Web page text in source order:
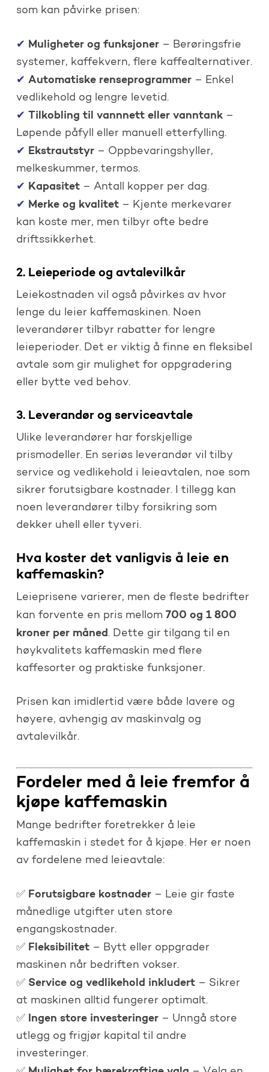
som kan påvirke prisen:
✔ Muligheter og funksjoner– Berøringsfrie
systemer, kaffekvern, flere kaffealternativer.
✔ Automatiske renseprogrammer– Enkel
vedlikehold og lengre levetid.
✔ Tilkobling til vannnett eller vanntank–
Løpende påfyll eller manuell etterfylling.
✔ Ekstrautstyr– Oppbevaringshyller,
melkeskummer, termos.
✔ Kapasitet– Antall kopper per dag.
✔ Merke og kvalitet– Kjente merkevarer
kan koste mer, men tilbyr ofte bedre
driftssikkerhet.
2. Leieperiode og avtalevilkår
Leiekostnaden vil også påvirkes av hvor
lenge du leier kaffemaskinen. Noen
leverandører tilbyr rabatter for lengre
leieperioder. Det er viktig å finne en fleksibel
avtale som gir mulighet for oppgradering
eller bytte ved behov.
3. Leverandør og serviceavtale
Ulike leverandører har forskjellige
prismodeller. En seriøs leverandør vil tilby
service og vedlikehold i leieavtalen, noe som
sikrer forutsigbare kostnader. I tillegg kan
noen leverandører tilby forsikring som
dekker uhell eller tyveri.
Hva koster det vanligvis å leie en
kaffemaskin?
Leieprisene varierer, men de fleste bedrifter
kan forvente en pris mellom 700 og 1 800
kroner per måned. Dette gir tilgang til en
høykvalitets kaffemaskin med flere
kaffesorter og praktiske funksjoner.
Prisen kan imidlertid være både lavere og
høyere, avhengig av maskinvalg og
avtalevilkår.
Fordeler med å leie fremfor å
kjøpe kaffemaskin
Mange bedrifter foretrekker å leie
kaffemaskin i stedet for å kjøpe. Her er noen
av fordelene med leieavtale:
✅ Forutsigbare kostnader– Leie gir faste
månedlige utgifter uten store
engangskostnader.
✅ Fleksibilitet– Bytt eller oppgrader
maskinen når bedriften vokser.
✅ Service og vedlikehold inkludert– Sikrer
at maskinen alltid fungerer optimalt.
✅ Ingen store investeringer– Unngå store
utlegg og frigjør kapital til andre
investeringer.